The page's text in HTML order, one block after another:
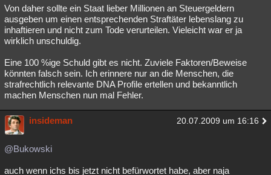
Von daher sollte ein Staat lieber Millionen an Steuergeldern
ausgeben um einen entsprechenden Straftäter lebenslang zu
inhaftieren und nicht zum Tode verurteilen. Vieleicht war er ja
wirklich unschuldig.
Eine 100 %ige Schuld gibt es nicht. Zuviele Faktoren/Beweise
könnten falsch sein. Ich erinnere nur an die Menschen, die
strafrechtlich relevante DNA Profile ertellen und bekanntlich
machen Menschen nun mal Fehler.
insideman 20.07.2009 um 16:16
@Bukowski
auch wenn ichs bis jetzt nicht befürwortet habe, aber naja